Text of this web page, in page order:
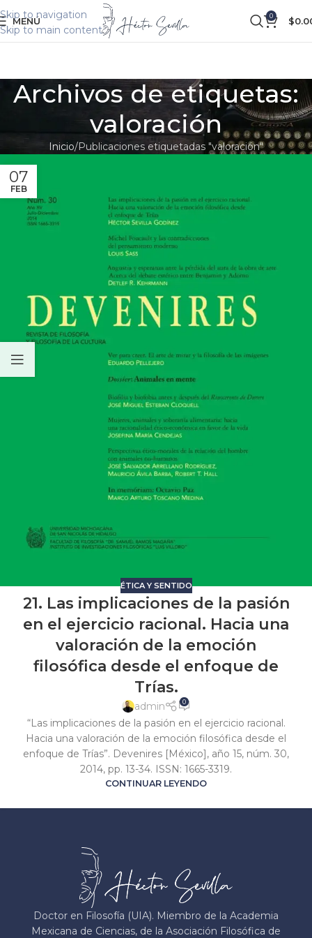
Skip to navigation
Skip to main content
MENÚ 0 $
Archivos de etiquetas:
valoración
Inicio Publicaciones etiquetadas "valoración"
07
FEB
ÉTICA Y SENTIDO
21. Las implicaciones de la pasión
en el ejercicio racional. Hacia una
valoración de la emoción
filosófica desde el enfoque de
Trías.
admin 0
“Las implicaciones de la pasión en el ejercicio racional.
Hacia una valoración de la emoción filosófica desde el
enfoque de Trías”. Devenires [México], año 15, núm. 30,
2014, pp. 13-34. ISSN: 1665-3319.
CONTINUAR LEYENDO
Doctor en Filosofía (UIA). Miembro de la Academia
Mexicana de Ciencias, de la Asociación Filosófica de